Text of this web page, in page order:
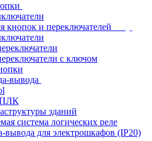
кнопок и переключателей
с ключом
вывода
ПЛК
зданий
система логических реле
вывода для электрошкафов (IP20)